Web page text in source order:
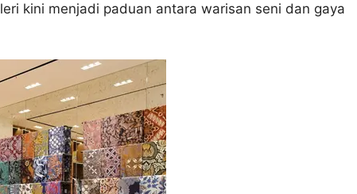
kini menjadi paduan antara warisan seni dan gaya